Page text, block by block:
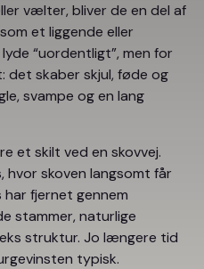
vælter, bliver de en del af
et liggende eller
“uordentligt”, men for
skaber skjul, føde og
svampe og en lang
et skilt ved en skovvej.
skoven langsomt får
fjernet gennem
stammer, naturlige
struktur. Jo længere tid
typisk.